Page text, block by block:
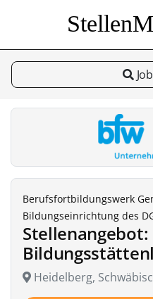
Berufsfortbildungswerk
Bildungseinrichtung des
Stellenangebot:
Heidelberg,